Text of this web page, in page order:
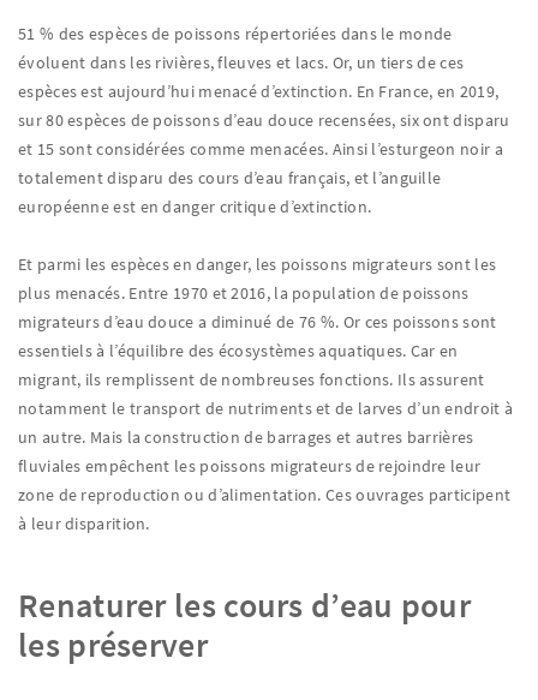
51 % des espèces de poissons répertoriées dans le monde
évoluent dans les rivières, fleuves et lacs. Or, un tiers de ces
espèces est aujourd’hui menacé d’extinction. En France, en 2019,
sur 80 espèces de poissons d’eau douce recensées, six ont disparu
et 15 sont considérées comme menacées. Ainsi l’esturgeon noir a
totalement disparu des cours d’eau français, et l’anguille
européenne est en danger critique d’extinction.
Et parmi les espèces en danger, les poissons migrateurs sont les
plus menacés. Entre 1970 et 2016, la population de poissons
migrateurs d’eau douce a diminué de 76 %. Or ces poissons sont
essentiels à l’équilibre des écosystèmes aquatiques. Car en
migrant, ils remplissent de nombreuses fonctions. Ils assurent
notamment le transport de nutriments et de larves d’un endroit à
un autre. Mais la construction de barrages et autres barrières
fluviales empêchent les poissons migrateurs de rejoindre leur
zone de reproduction ou d’alimentation. Ces ouvrages participent
à leur disparition.
Renaturer les cours d’eau pour
les préserver